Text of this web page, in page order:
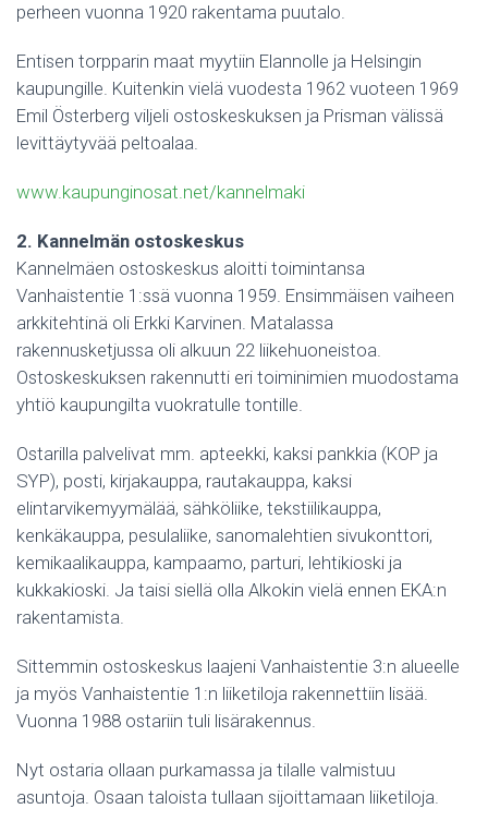
perheen vuonna 1920 rakentama puutalo.
Entisen torpparin maat myytiin Elannolle ja Helsingin
kaupungille. Kuitenkin vielä vuodesta 1962 vuoteen 1969
Emil Österberg viljeli ostoskeskuksen ja Prisman välissä
levittäytyvää peltoalaa.
www.kaupunginosat.net/kannelmaki
2. Kannelmän ostoskeskus
Kannelmäen ostoskeskus aloitti toimintansa
Vanhaistentie 1:ssä vuonna 1959. Ensimmäisen vaiheen
arkkitehtinä oli Erkki Karvinen. Matalassa
rakennusketjussa oli alkuun 22 liikehuoneistoa.
Ostoskeskuksen rakennutti eri toiminimien muodostama
yhtiö kaupungilta vuokratulle tontille.
Ostarilla palvelivat mm. apteekki, kaksi pankkia (KOP ja
SYP), posti, kirjakauppa, rautakauppa, kaksi
elintarvikemyymälää, sähköliike, tekstiilikauppa,
kenkäkauppa, pesulaliike, sanomalehtien sivukonttori,
kemikaalikauppa, kampaamo, parturi, lehtikioski ja
kukkakioski. Ja taisi siellä olla Alkokin vielä ennen EKA:n
rakentamista.
Sittemmin ostoskeskus laajeni Vanhaistentie 3:n alueelle
ja myös Vanhaistentie 1:n liiketiloja rakennettiin lisää.
Vuonna 1988 ostariin tuli lisärakennus.
Nyt ostaria ollaan purkamassa ja tilalle valmistuu
asuntoja. Osaan taloista tullaan sijoittamaan liiketiloja.